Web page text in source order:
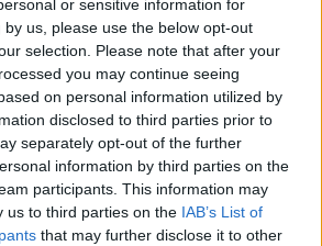
or sensitive information for
us, please use the below opt-out
selection. Please note that after your
you may continue seeing
on personal information utilized by
disclosed to third parties prior to
separately opt-out of the further
information by third parties on the
participants. This information may
us to third parties on the IAB’s List of
that may further disclose it to other
az áradó Dunát, régi szerelménél
akinek új kedvese elárulta, így
kapott. Az előadás első
szól, míg második része
meg a börtönben magányosan a
Hogyan képes a börtönben a
életben maradni, s végül
hogy hinni tudjon az